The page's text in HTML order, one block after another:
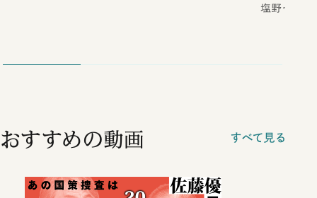
塩野七生／
おすすめの動画 すべて見る